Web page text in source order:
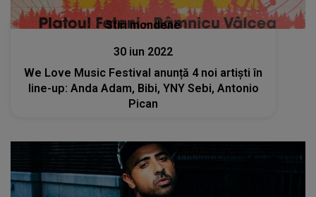
Stiri mondene
30 iun 2022
We Love Music Festival anunță 4 noi artiști în
line-up: Anda Adam, Bibi, YNY Sebi, Antonio
Pican